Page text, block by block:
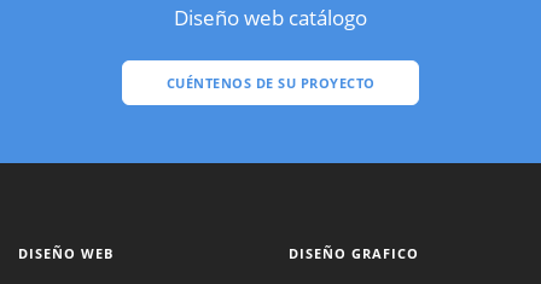
Diseño web catálogo
CUÉNTENOS DE SU PROYECTO
DISEÑO WEB DISEÑO GRAFICO